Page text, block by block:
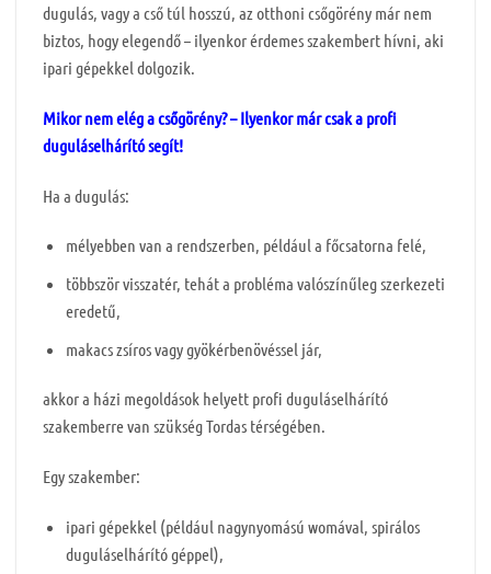
dugulás, vagy a cső túl hosszú, az otthoni csőgörény már nem
biztos, hogy elegendő – ilyenkor érdemes szakembert hívni, aki
ipari gépekkel dolgozik.
Mikor nem elég a csőgörény? – Ilyenkor már csak a profi
duguláselhárító segít!
Ha a dugulás:
mélyebben van a rendszerben, például a főcsatorna felé,
többször visszatér, tehát a probléma valószínűleg szerkezeti
eredetű,
makacs zsíros vagy gyökérbenövéssel jár,
akkor a házi megoldások helyett profi duguláselhárító
szakemberre van szükség Tordas térségében.
Egy szakember:
ipari gépekkel (például nagynyomású womával, spirálos
duguláselhárító géppel),